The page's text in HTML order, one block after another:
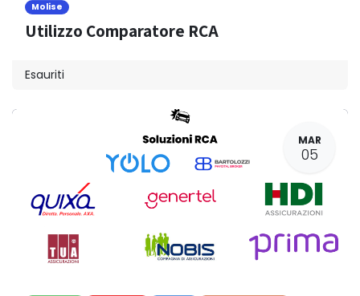
Molise
Utilizzo Comparatore RCA
Esauriti
MAR
05